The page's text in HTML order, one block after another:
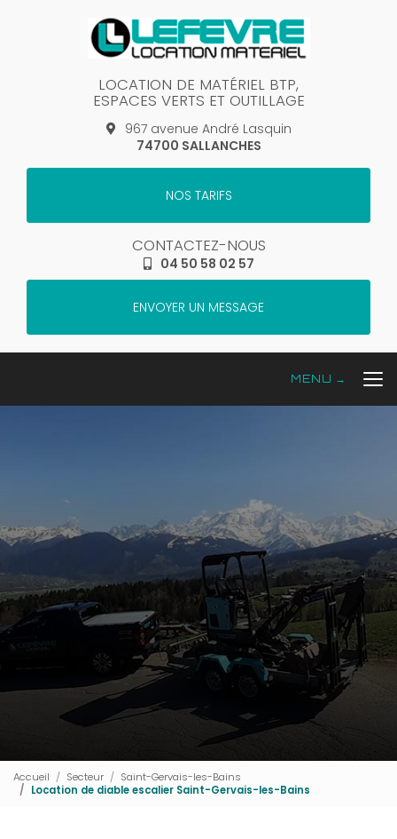
LOCATION DE MATÉRIEL BTP,
ESPACES VERTS ET OUTILLAGE
967 avenue André Lasquin
74700 SALLANCHES
NOS TARIFS
CONTACTEZ-NOUS
04 50 58 02 57
ENVOYER UN MESSAGE
Accueil Secteur
Saint-Gervais-les-Bains
Location de diable escalier Saint-Gervais-les-Bains